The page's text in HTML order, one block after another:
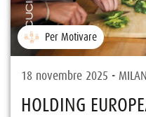
Per Motivare
18 novembre 2025 -
HOLDING